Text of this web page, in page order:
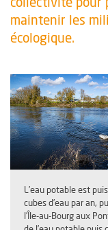
maintenir les
écologique.
L’eau potable est
cubes d’eau par an,
l’Île-au-Bourg aux